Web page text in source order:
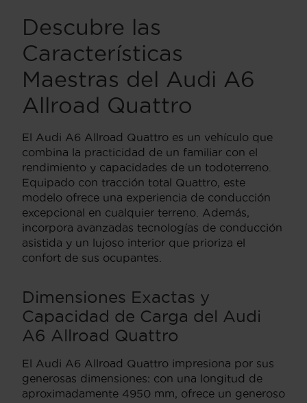
Descubre las
Características
Maestras del Audi A6
Allroad Quattro
El Audi A6 Allroad Quattro es un vehículo que
combina la practicidad de un familiar con el
rendimiento y capacidades de un todoterreno.
Equipado con tracción total Quattro, este
modelo ofrece una experiencia de conducción
excepcional en cualquier terreno. Además,
incorpora avanzadas tecnologías de conducción
asistida y un lujoso interior que prioriza el
confort de sus ocupantes.
Dimensiones Exactas y
Capacidad de Carga del Audi
A6 Allroad Quattro
El Audi A6 Allroad Quattro impresiona por sus
generosas dimensiones: con una longitud de
aproximadamente 4950 mm, ofrece un generoso